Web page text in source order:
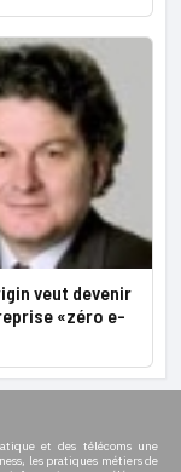
veut devenir
«zéro e-
et des télécoms une
les pratiques métiers de